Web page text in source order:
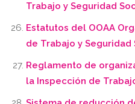
Trabajo y Seguridad
Estatutos del OOAA
de Trabajo y Seguridad
Reglamento de
la Inspección de